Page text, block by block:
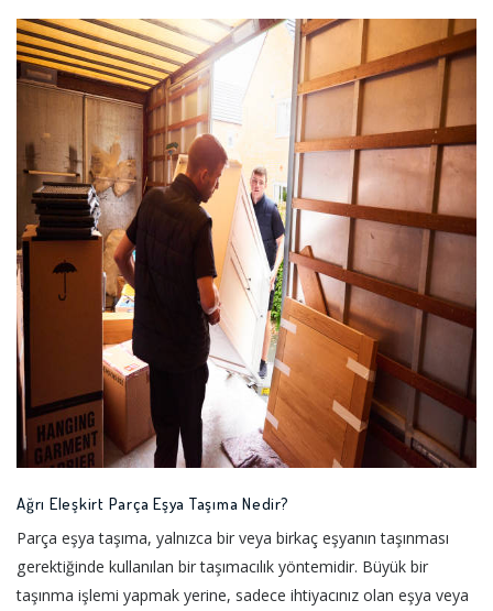
Ağrı Eleşkirt Parça Eşya Taşıma Nedir?
Parça eşya taşıma, yalnızca bir veya birkaç eşyanın taşınması
gerektiğinde kullanılan bir taşımacılık yöntemidir. Büyük bir
taşınma işlemi yapmak yerine, sadece ihtiyacınız olan eşya veya